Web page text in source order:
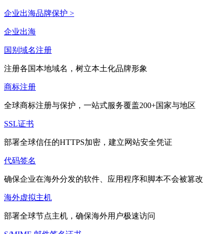
企业出海品牌保护 >
企业出海
国别域名注册
注册各国本地域名，树立本土化品牌形象
商标注册
全球商标注册与保护，一站式服务覆盖200+国家与地区
SSL证书
部署全球信任的HTTPS加密，建立网站安全凭证
代码签名
确保企业在海外分发的软件、应用程序和脚本不会被篡改
海外虚拟主机
部署全球节点主机，确保海外用户极速访问